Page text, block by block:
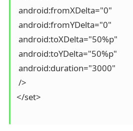
android:fromXDelta="0"
android:fromYDelta="0"
android:toXDelta="50%p"
android:toYDelta="50%p"
android:duration="3000"
/>
</set>